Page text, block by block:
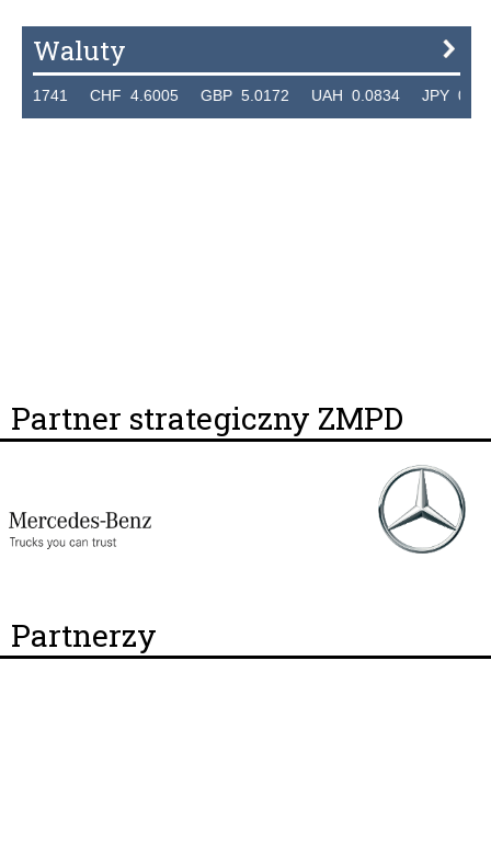
Waluty
4.6005 GBP 5.0172 UAH 0.0834 JPY
Partner strategiczny ZMPD
Partnerzy